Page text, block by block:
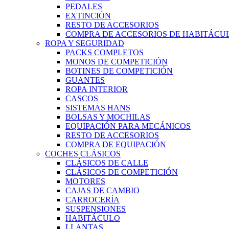
PEDALES
EXTINCIÓN
RESTO DE ACCESORIOS
COMPRA DE ACCESORIOS DE
ROPA Y SEGURIDAD
PACKS COMPLETOS
MONOS DE COMPETICIÓN
BOTINES DE COMPETICIÓN
GUANTES
ROPA INTERIOR
CASCOS
SISTEMAS HANS
BOLSAS Y MOCHILAS
EQUIPACIÓN PARA MECÁNICOS
RESTO DE ACCESORIOS
COMPRA DE EQUIPACIÓN
COCHES CLÁSICOS
CLÁSICOS DE CALLE
CLÁSICOS DE COMPETICIÓN
MOTORES
CAJAS DE CAMBIO
CARROCERÍA
SUSPENSIONES
HABITÁCULO
LLANTAS